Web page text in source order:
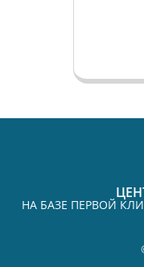
НА БАЗЕ ПЕРВОЙ